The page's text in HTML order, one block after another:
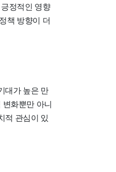
정적인 영향
책 방향이 더
대가 높은 만
화뿐만 아니
적 관심이 있